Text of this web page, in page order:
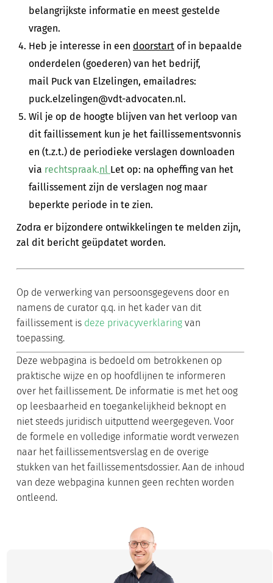
belangrijkste informatie en meest gestelde
vragen.
Heb je interesse in een doorstart of in bepaalde
onderdelen (goederen) van het bedrijf,
mail Puck van Elzelingen, emailadres:
puck.elzelingen@vdt-advocaten.nl.
Wil je op de hoogte blijven van het verloop van
dit faillissement kun je het faillissementsvonnis
en (t.z.t.) de periodieke verslagen downloaden
via rechtspraak.nl Let op: na opheffing van het
faillissement zijn de verslagen nog maar
beperkte periode in te zien.
Zodra er bijzondere ontwikkelingen te melden zijn,
zal dit bericht geüpdatet worden.
Op de verwerking van persoonsgegevens door en
namens de curator q.q. in het kader van dit
faillissement is deze privacyverklaring van
toepassing.
Deze webpagina is bedoeld om betrokkenen op
praktische wijze en op hoofdlijnen te informeren
over het faillissement. De informatie is met het oog
op leesbaarheid en toegankelijkheid beknopt en
niet steeds juridisch uitputtend weergegeven. Voor
de formele en volledige informatie wordt verwezen
naar het faillissementsverslag en de overige
stukken van het faillissementsdossier. Aan de inhoud
van deze webpagina kunnen geen rechten worden
ontleend.